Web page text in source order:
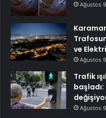
Ağustos
ve
Ağustos
Trafik
Ağustos